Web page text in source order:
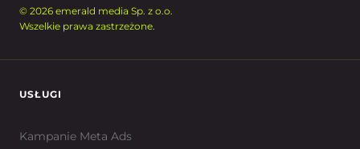
© 2026 emerald media Sp. z o.o.
Wszelkie prawa zastrzeżone.
USŁUGI
Kampanie Meta Ads